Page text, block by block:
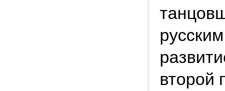
второй